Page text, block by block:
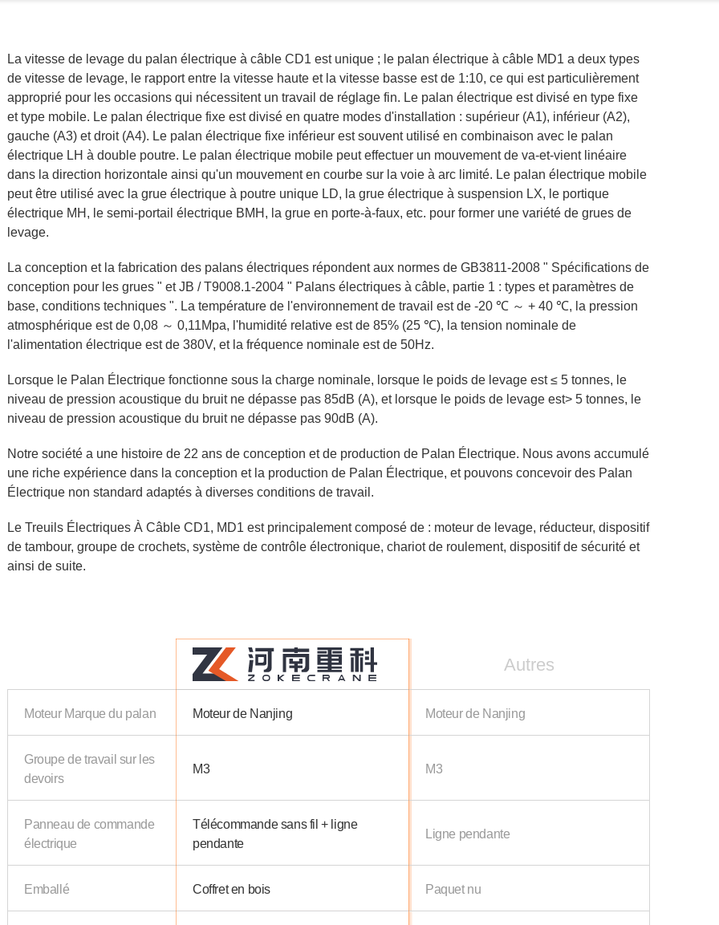
La vitesse de levage du palan électrique à câble CD1 est unique ; le palan électrique à câble MD1 a deux types
de vitesse de levage, le rapport entre la vitesse haute et la vitesse basse est de 1:10, ce qui est particulièrement
approprié pour les occasions qui nécessitent un travail de réglage fin. Le palan électrique est divisé en type fixe
et type mobile. Le palan électrique fixe est divisé en quatre modes d'installation : supérieur (A1), inférieur (A2),
gauche (A3) et droit (A4). Le palan électrique fixe inférieur est souvent utilisé en combinaison avec le palan
électrique LH à double poutre. Le palan électrique mobile peut effectuer un mouvement de va-et-vient linéaire
dans la direction horizontale ainsi qu'un mouvement en courbe sur la voie à arc limité. Le palan électrique mobile
peut être utilisé avec la grue électrique à poutre unique LD, la grue électrique à suspension LX, le portique
électrique MH, le semi-portail électrique BMH, la grue en porte-à-faux, etc. pour former une variété de grues de
levage.
La conception et la fabrication des palans électriques répondent aux normes de GB3811-2008 " Spécifications de
conception pour les grues " et JB / T9008.1-2004 " Palans électriques à câble, partie 1 : types et paramètres de
base, conditions techniques ". La température de l'environnement de travail est de -20 ℃ ～ + 40 ℃, la pression
atmosphérique est de 0,08 ～ 0,11Mpa, l'humidité relative est de 85% (25 ℃), la tension nominale de
l'alimentation électrique est de 380V, et la fréquence nominale est de 50Hz.
Lorsque le Palan Électrique fonctionne sous la charge nominale, lorsque le poids de levage est ≤ 5 tonnes, le
niveau de pression acoustique du bruit ne dépasse pas 85dB (A), et lorsque le poids de levage est> 5 tonnes, le
niveau de pression acoustique du bruit ne dépasse pas 90dB (A).
Notre société a une histoire de 22 ans de conception et de production de Palan Électrique. Nous avons accumulé
une riche expérience dans la conception et la production de Palan Électrique, et pouvons concevoir des Palan
Électrique non standard adaptés à diverses conditions de travail.
Le Treuils Électriques À Câble CD1, MD1 est principalement composé de : moteur de levage, réducteur, dispositif
de tambour, groupe de crochets, système de contrôle électronique, chariot de roulement, dispositif de sécurité et
ainsi de suite.
Autres
Moteur Marque du palan Moteur de Nanjing Moteur de Nanjing
Groupe de travail sur les
devoirs
M3 M3
Panneau de commande
électrique
Télécommande sans fil + ligne
pendante
Ligne pendante
Emballé Coffret en bois Paquet nu